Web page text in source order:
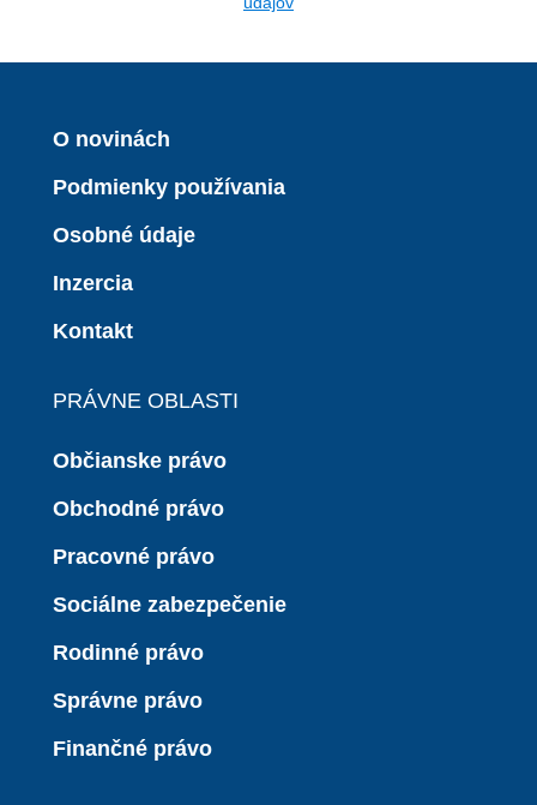
O novinách
Podmienky používania
Osobné údaje
Inzercia
Kontakt
PRÁVNE OBLASTI
Občianske právo
Obchodné právo
Pracovné právo
Sociálne zabezpečenie
Rodinné právo
Správne právo
Finančné právo